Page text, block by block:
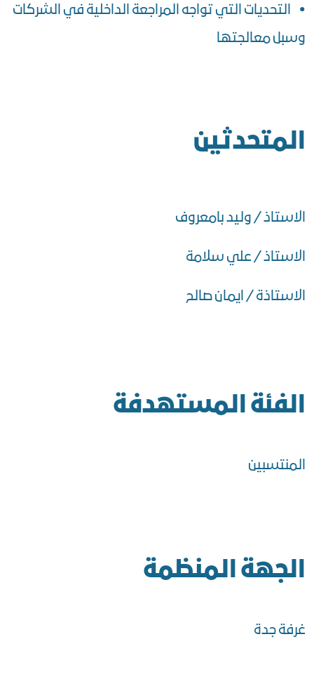
• التحديات التي تواجه المراجعة الداخلية في الشركات
وسبل معالجتها
المتحدثين
الاستاذ / وليد بامعروف
الاستاذ / علي سلامة
الاستاذة / ايمان صالح
الفئة المستهدفة
المنتسبين
الجهة المنظمة
غرفة جدة